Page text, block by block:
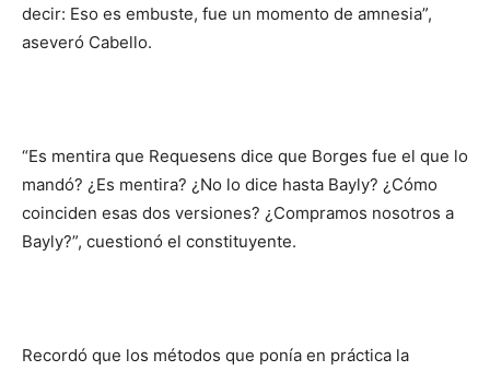
decir: Eso es embuste, fue un momento de amnesia”,
aseveró Cabello.
“Es mentira que Requesens dice que Borges fue el que lo
mandó? ¿Es mentira? ¿No lo dice hasta Bayly? ¿Cómo
coinciden esas dos versiones? ¿Compramos nosotros a
Bayly?”, cuestionó el constituyente.
Recordó que los métodos que ponía en práctica la